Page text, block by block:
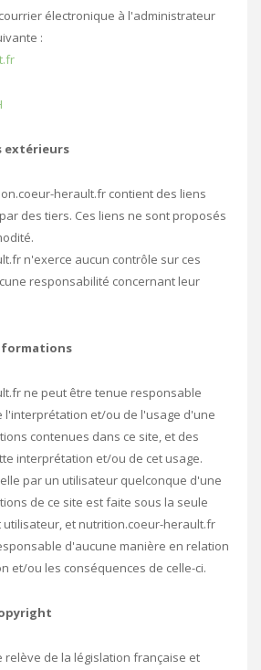
électronique à l'administrateur
:
extérieurs
herault.fr contient des liens
des tiers. Ces liens ne sont proposés
n'exerce aucun contrôle sur ces
responsabilité concernant leur
ne peut être tenue responsable
l'interprétation et/ou de l'usage d'une
contenues dans ce site, et des
interprétation et/ou de cet usage.
par un utilisateur quelconque d'une
de ce site est faite sous la seule
et nutrition.coeur-herault.fr
d'aucune manière en relation
et/ou les conséquences de celle-ci.
relève de la législation française et